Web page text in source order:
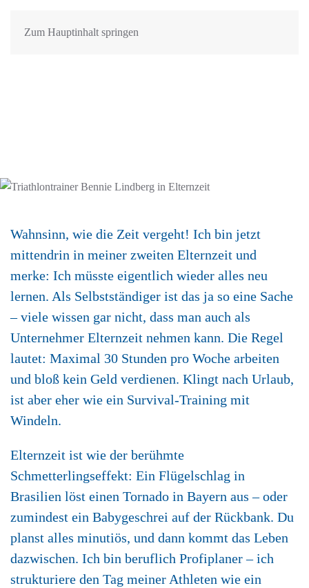
Zum Hauptinhalt springen
DAS GANZ
Wahnsinn, wie die Zeit vergeht! Ich bin jetzt
mittendrin in meiner zweiten Elternzeit und
merke: Ich müsste eigentlich wieder alles neu
lernen. Als Selbstständiger ist das ja so eine Sache
– viele wissen gar nicht, dass man auch als
Unternehmer Elternzeit nehmen kann. Die Regel
lautet: Maximal 30 Stunden pro Woche arbeiten
und bloß kein Geld verdienen. Klingt nach Urlaub,
ist aber eher wie ein Survival-Training mit
Windeln.
Elternzeit ist wie der berühmte
Schmetterlingseffekt: Ein Flügelschlag in
Brasilien löst einen Tornado in Bayern aus – oder
zumindest ein Babygeschrei auf der Rückbank. Du
planst alles minutiös, und dann kommt das Leben
dazwischen. Ich bin beruflich Profiplaner – ich
strukturiere den Tag meiner Athleten wie ein